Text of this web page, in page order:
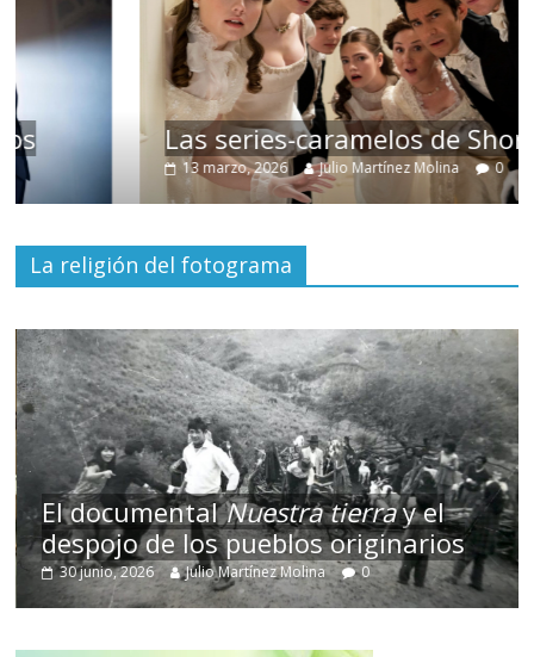
Las series-caramelos de Shondaland
Julio Martínez Molina 0
La religión del fotograma
El documentalNuestra tierray el
despojo de los pueblos originarios
30 junio, 2026 Julio Martínez Molina 0